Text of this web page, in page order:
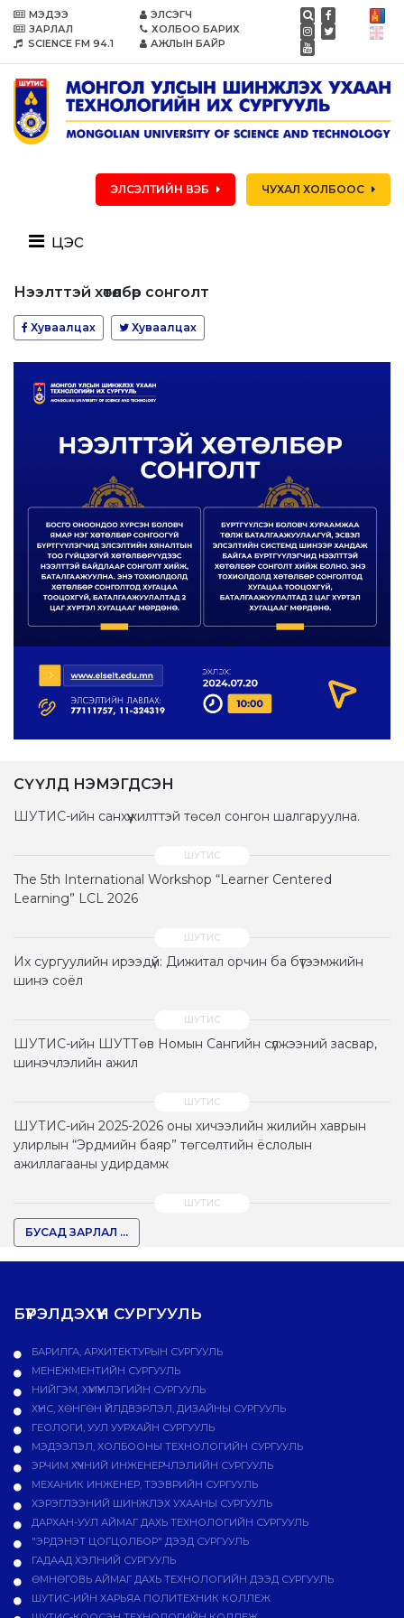
МЭДЭЭ
ЗАРЛАЛ
SCIENCE FM 94.1
ЭЛСЭГЧ
ХОЛБОО БАРИХ
АЖЛЫН БАЙР
ЭЛСЭЛТИЙН ВЭБ ЧУХАЛ ХОЛБООС
цэс
Нээлттэй хөтөлбөр сонголт
Хуваалцах Хуваалцах
СҮҮЛД НЭМЭГДСЭН
ШУТИС-ийн санхүүжилттэй төсөл сонгон шалгаруулна.
The 5th International Workshop “Learner Centered
Learning” LCL 2026
Их сургуулийн ирээдүй: Дижитал орчин ба бүтээмжийн
шинэ соёл
ШУТИС-ийн ШУТТөв Номын Сангийн сүлжээний засвар,
шинэчлэлийн ажил
ШУТИС-ийн 2025-2026 оны хичээлийн жилийн хаврын
улирлын “Эрдмийн баяр” төгсөлтийн ёслолын
ажиллагааны удирдамж
БУСАД ЗАРЛАЛ ...
БҮРЭЛДЭХҮҮН СУРГУУЛЬ
БАРИЛГА, АРХИТЕКТУРЫН СУРГУУЛЬ
МЕНЕЖМЕНТИЙН СУРГУУЛЬ
НИЙГЭМ, ХҮМҮҮНЛЭГИЙН СУРГУУЛЬ
ХҮНС, ХӨНГӨН ҮЙЛДВЭРЛЭЛ, ДИЗАЙНЫ СУРГУУЛЬ
ГЕОЛОГИ, УУЛ УУРХАЙН СУРГУУЛЬ
МЭДЭЭЛЭЛ, ХОЛБООНЫ ТЕХНОЛОГИЙН СУРГУУЛЬ
ЭРЧИМ ХҮЧНИЙ ИНЖЕНЕРЧЛЭЛИЙН СУРГУУЛЬ
МЕХАНИК ИНЖЕНЕР, ТЭЭВРИЙН СУРГУУЛЬ
ХЭРЭГЛЭЭНИЙ ШИНЖЛЭХ УХААНЫ СУРГУУЛЬ
ДАРХАН-УУЛ АЙМАГ ДАХЬ ТЕХНОЛОГИЙН СУРГУУЛЬ
"ЭРДЭНЭТ ЦОГЦОЛБОР" ДЭЭД СУРГУУЛЬ
ГАДААД ХЭЛНИЙ СУРГУУЛЬ
ӨМНӨГОВЬ АЙМАГ ДАХЬ ТЕХНОЛОГИЙН ДЭЭД СУРГУУЛЬ
ШУТИС-ИЙН ХАРЬЯА ПОЛИТЕХНИК КОЛЛЕЖ